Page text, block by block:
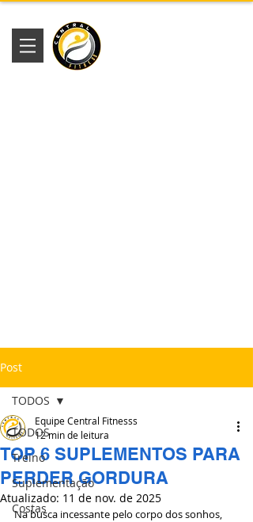
Post
TODOS
Treino
Suplementação
Costas
TODOS
TOP 6 SUPLEMENTOS PARA
PERDER GORDURA
Equipe Central Fitnesss
12 min de leitura
Atualizado: 11 de nov. de 2025
Na busca incessante pelo corpo dos sonhos,